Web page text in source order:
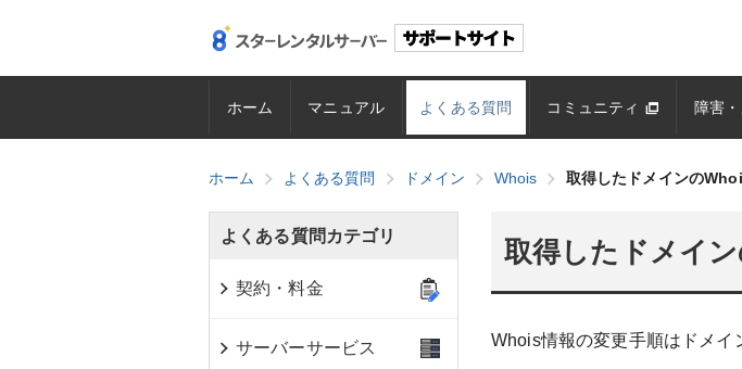
ホーム マニュアル よくある質問 コミュニティ 障害
ホーム よくある質問 ドメイン Whois 取得したドメインの
取得したドメイ
Whois情報の変更手順はドメイ
よくある質問カテゴリ
契約・料金
サーバーサービス